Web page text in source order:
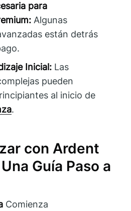
para
Algunas
están detrás
Inicial: Las
pueden
al inicio de
.
con Ardent
Guía Paso a
Comienza